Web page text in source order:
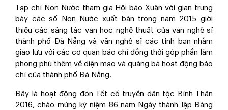
Tạp chí Non Nước tham gia Hội báo Xuân với gian trưng
bày các số Non Nước xuất bản trong năm 2015 giới
thiệu các sáng tác văn học nghệ thuật của văn nghệ sĩ
thành phố Đà Nẵng và văn nghệ sĩ các tỉnh bạn nhằm
giao lưu với các cơ quan báo chí đồng thời góp phần làm
phong phú thêm về diện mạo và quảng bá hoạt động báo
chí của thành phố Đà Nẵng.
Đây là hoạt động đón Tết cổ truyền dân tộc Bính Thân
2016, chào mừng kỷ niệm 86 năm Ngày thành lập Đảng